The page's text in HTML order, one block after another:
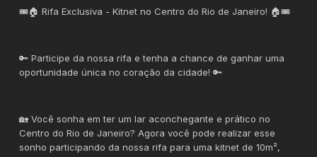
🎟🏠 Rifa Exclusiva - Kitnet no Centro do Rio de Janeiro! 🏠🎟
🔑 Participe da nossa rifa e tenha a chance de ganhar uma
oportunidade única no coração da cidade! 🔑
🏡 Você sonha em ter um lar aconchegante e prático no
Centro do Rio de Janeiro? Agora você pode realizar esse
sonho participando da nossa rifa para uma kitnet de 10m²,